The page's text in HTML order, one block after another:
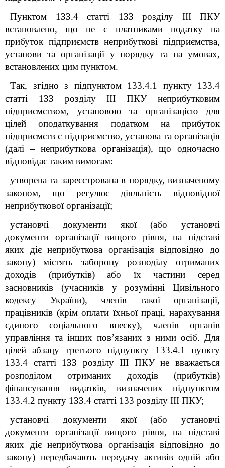
Пунктом 133.4 статті 133 розділу ІІІ ПКУ
встановлено, що не є платниками податку на
прибуток підприємств неприбуткові підприємства,
установи та організації у порядку та на умовах,
встановлених цим пунктом.
Так, згідно з підпунктом 133.4.1 пункту 133.4
статті 133 розділу ІІІ ПКУ неприбутковим
підприємством, установою та організацією для
цілей оподаткування податком на прибуток
підприємств є підприємство, установа та організація
(далі – неприбуткова організація), що одночасно
відповідає таким вимогам:
утворена та зареєстрована в порядку, визначеному
законом, що регулює діяльність відповідної
неприбуткової організації;
установчі документи якої (або установчі
документи організації вищого рівня, на підставі
яких діє неприбуткова організація відповідно до
закону) містять заборону розподілу отриманих
доходів (прибутків) або їх частини серед
засновників (учасників у розумінні Цивільного
кодексу України), членів такої організації,
працівників (крім оплати їхньої праці, нарахування
єдиного соціального внеску), членів органів
управління та інших пов’язаних з ними осіб. Для
цілей абзацу третього підпункту 133.4.1 пункту
133.4 статті 133 розділу ІІІ ПКУ не вважається
розподілом отриманих доходів (прибутків)
фінансування видатків, визначених підпунктом
133.4.2 пункту 133.4 статті 133 розділу ІІІ ПКУ;
установчі документи якої (або установчі
документи організації вищого рівня, на підставі
яких діє неприбуткова організація відповідно до
закону) передбачають передачу активів одній або